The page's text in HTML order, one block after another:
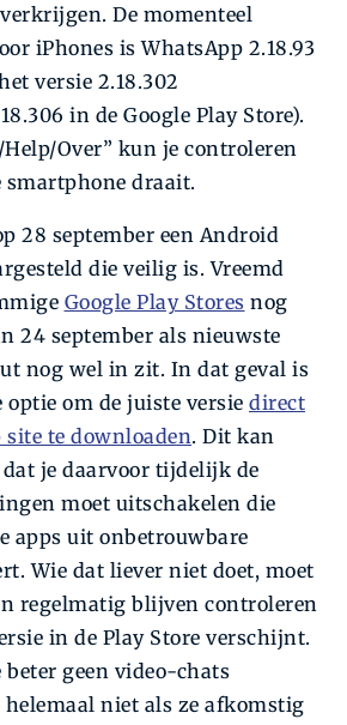
De momenteel
iPhones is WhatsApp 2.18.93
versie 2.18.302
in de Google Play Store).
Over” kun je controleren
smartphone draait.
28 september een Android
die veilig is. Vreemd
Google Play Stores nog
24 september als nieuwste
nog wel in zit. In dat geval is
om de juiste versie direct
site te downloaden. Dit kan
je daarvoor tijdelijk de
moet uitschakelen die
apps uit onbetrouwbare
Wie dat liever niet doet, moet
regelmatig blijven controleren
in de Play Store verschijnt.
geen video-chats
niet als ze afkomstig